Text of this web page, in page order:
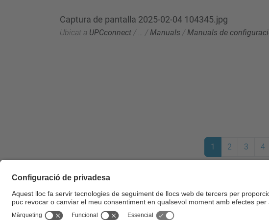
Captura de pantalla 2025-02-04 104345.jpg
Ubicat a UPCconnect / … /Manuals /Manuals de
1 2 3 4